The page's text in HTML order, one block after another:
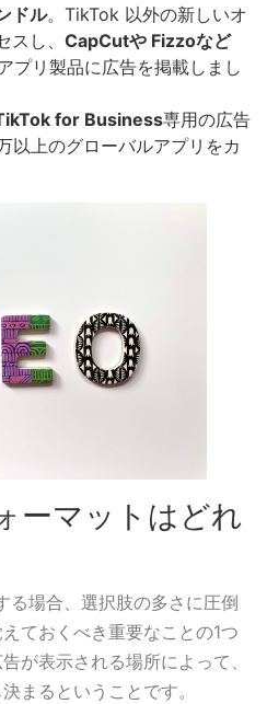
ドル。TikTok 以外の新しいオ
し、 CapCutや Fizzoなど
プリ製品に広告を掲載しまし
for Business専用の広告
以上のグローバルアプリをカ
ーマットはどれ
る場合、選択肢の多さに圧倒
ておくべき重要なことの1つ
が表示される場所によって、
まるということです。